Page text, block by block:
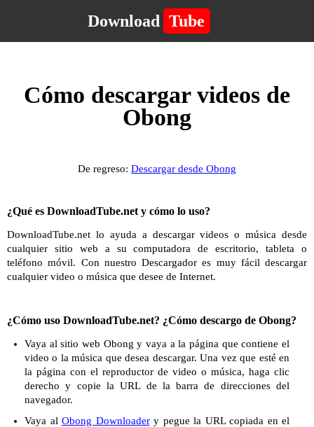
Download Tube
Cómo descargar videos de
Obong
De regreso: Descargar desde Obong
¿Qué es DownloadTube.net y cómo lo uso?
DownloadTube.net lo ayuda a descargar videos o música desde
cualquier sitio web a su computadora de escritorio, tableta o
teléfono móvil. Con nuestro Descargador es muy fácil descargar
cualquier video o música que desee de Internet.
¿Cómo uso DownloadTube.net? ¿Cómo descargo de Obong?
Vaya al sitio web Obong y vaya a la página que contiene el
video o la música que desea descargar. Una vez que esté en
la página con el reproductor de video o música, haga clic
derecho y copie la URL de la barra de direcciones del
navegador.
Vaya al Obong Downloadery pegue la URL copiada en el